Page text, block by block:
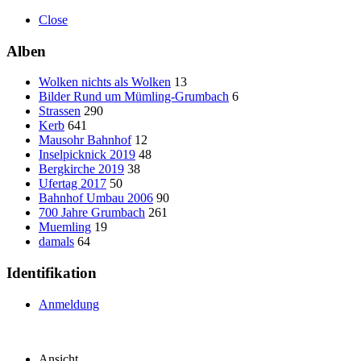
Close
Alben
Wolken nichts als Wolken 13
Bilder Rund um Mümling-Grumbach 6
Strassen 290
Kerb 641
Mausohr Bahnhof 12
Inselpicknick 2019 48
Bergkirche 2019 38
Ufertag 2017 50
Bahnhof Umbau 2006 90
700 Jahre Grumbach 261
Muemling 19
damals 64
Identifikation
Anmeldung